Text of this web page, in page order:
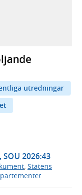
webbplats,
utredningar
2026:43
Statens